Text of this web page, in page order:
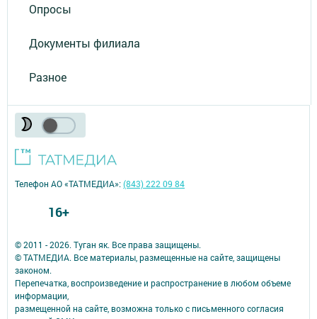
Опросы
Документы филиала
Разное
© 2011 - 2026. Туган як. Все права защищены.
© ТАТМЕДИА. Все материалы, размещенные на сайте, защищены
законом.
Перепечатка, воспроизведение и распространение в любом объеме
информации,
размещенной на сайте, возможна только с письменного согласия
Телефон АО «ТАТМЕДИА»:(843) 222 09 84
16+